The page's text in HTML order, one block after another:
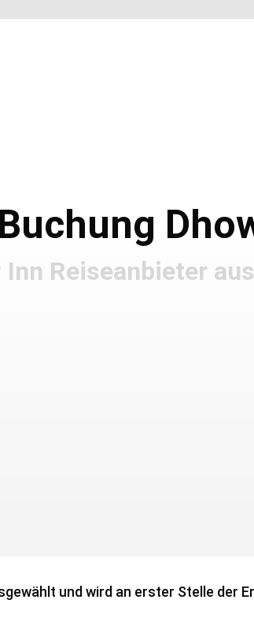
Reiseanbieter aus
und wird an erster Stelle der